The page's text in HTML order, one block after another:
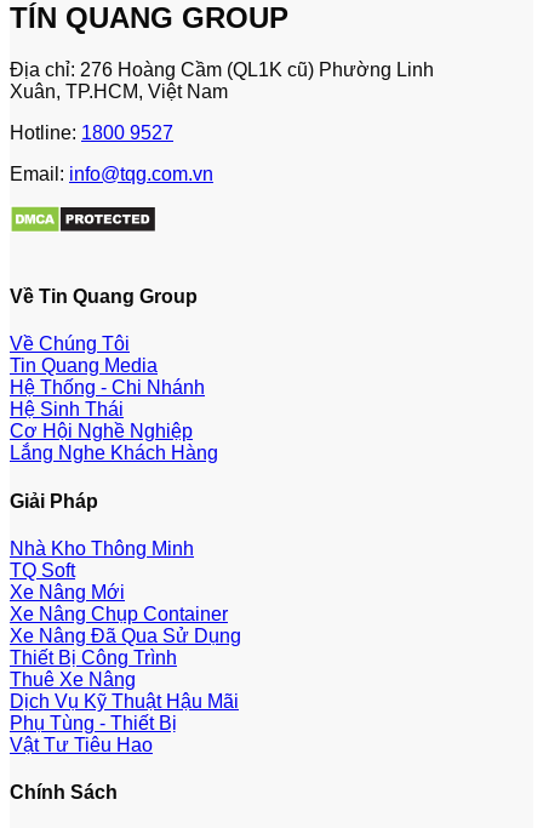
TÍN QUANG GROUP
Địa chỉ: 276 Hoàng Cầm (QL1K cũ) Phường Linh
Xuân, TP.HCM, Việt Nam
Hotline: 1800 9527
Email: info@tqg.com.vn
Về Tin Quang Group
Về Chúng Tôi
Tin Quang Media
Hệ Thống - Chi Nhánh
Hệ Sinh Thái
Cơ Hội Nghề Nghiệp
Lắng Nghe Khách Hàng
Giải Pháp
Nhà Kho Thông Minh
TQ Soft
Xe Nâng Mới
Xe Nâng Chụp Container
Xe Nâng Đã Qua Sử Dụng
Thiết Bị Công Trình
Thuê Xe Nâng
Dịch Vụ Kỹ Thuật Hậu Mãi
Phụ Tùng - Thiết Bị
Vật Tư Tiêu Hao
Chính Sách